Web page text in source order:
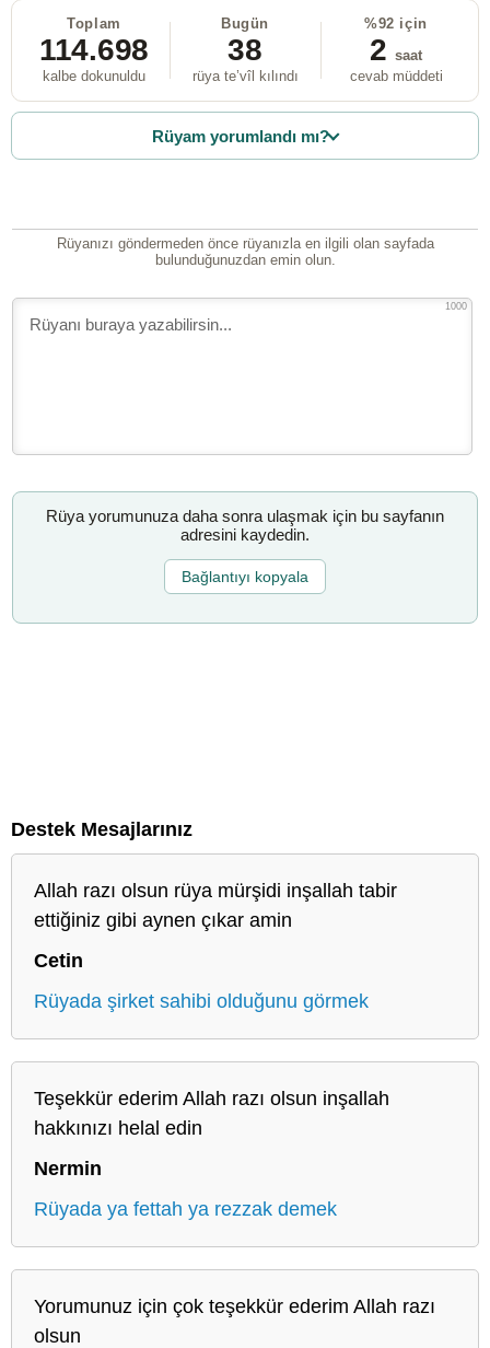
Toplam
114.698
kalbe dokunuldu
Bugün
38
rüya te’vîl kılındı
%92 için
2 saat
cevab müddeti
Rüyam yorumlandı mı?
Rüyanızı göndermeden önce rüyanızla en ilgili olan sayfada
bulunduğunuzdan emin olun.
1000
Rüya yorumunuza daha sonra ulaşmak için bu sayfanın
adresini kaydedin.
Bağlantıyı kopyala
Destek Mesajlarınız
Allah razı olsun rüya mürşidi inşallah tabir
ettiğiniz gibi aynen çıkar amin
Cetin
Rüyada şirket sahibi olduğunu görmek
Teşekkür ederim Allah razı olsun inşallah
hakkınızı helal edin
Nermin
Rüyada ya fettah ya rezzak demek
Yorumunuz için çok teşekkür ederim Allah razı
olsun